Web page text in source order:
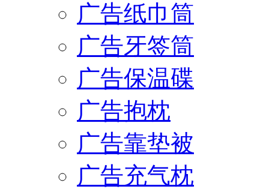
广告纸巾筒
广告牙签筒
广告保温碟
广告抱枕
广告靠垫被
广告充气枕